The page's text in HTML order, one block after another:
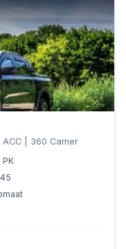
| 360 Camer